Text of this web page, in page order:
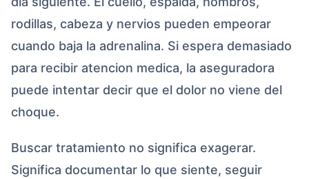
rodillas, cabeza y nervios pueden empeorar
cuando baja la adrenalina. Si espera demasiado
para recibir atencion medica, la aseguradora
puede intentar decir que el dolor no viene del
choque.
Buscar tratamiento no significa exagerar.
Significa documentar lo que siente, seguir